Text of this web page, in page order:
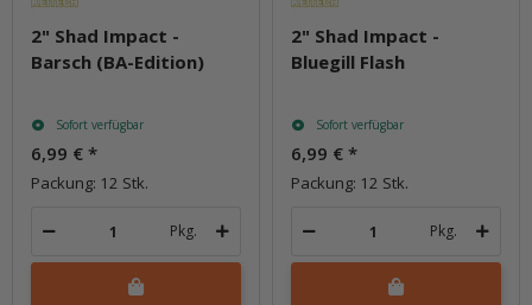
2" Shad Impact -
Barsch (BA-Edition)
Sofort verfügbar
6,99 € *
Packung: 12 Stk.
Pkg.
2" Shad Impact -
Bluegill Flash
Sofort verfügbar
6,99 € *
Packung: 12 Stk.
Pkg.